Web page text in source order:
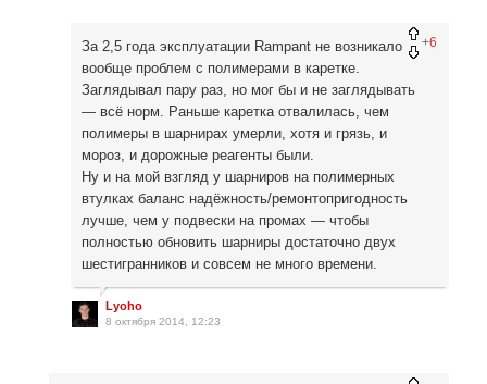
+6
За 2,5 года эксплуатации Rampant не возникало
вообще проблем с полимерами в каретке.
Заглядывал пару раз, но мог бы и не заглядывать
— всё норм. Раньше каретка отвалилась, чем
полимеры в шарнирах умерли, хотя и грязь, и
мороз, и дорожные реагенты были.
Ну и на мой взгляд у шарниров на полимерных
втулках баланс надёжность/ремонтопригодность
лучше, чем у подвески на промах — чтобы
полностью обновить шарниры достаточно двух
шестигранников и совсем не много времени.
Lyoho
8 октября 2014, 12:23